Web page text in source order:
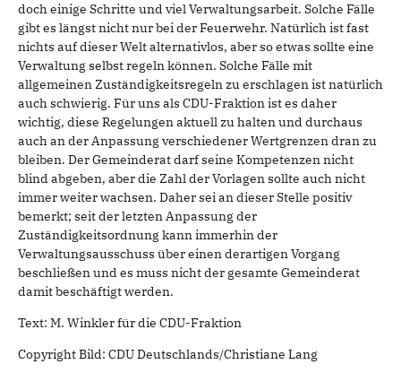
doch einige Schritte und viel Verwaltungsarbeit. Solche Fälle
gibt es längst nicht nur bei der Feuerwehr. Natürlich ist fast
nichts auf dieser Welt alternativlos, aber so etwas sollte eine
Verwaltung selbst regeln können. Solche Fälle mit
allgemeinen Zuständigkeitsregeln zu erschlagen ist natürlich
auch schwierig. Für uns als CDU-Fraktion ist es daher
wichtig, diese Regelungen aktuell zu halten und durchaus
auch an der Anpassung verschiedener Wertgrenzen dran zu
bleiben. Der Gemeinderat darf seine Kompetenzen nicht
blind abgeben, aber die Zahl der Vorlagen sollte auch nicht
immer weiter wachsen. Daher sei an dieser Stelle positiv
bemerkt; seit der letzten Anpassung der
Zuständigkeitsordnung kann immerhin der
Verwaltungsausschuss über einen derartigen Vorgang
beschließen und es muss nicht der gesamte Gemeinderat
damit beschäftigt werden.
Text: M. Winkler für die CDU-Fraktion
Copyright Bild: CDU Deutschlands/Christiane Lang